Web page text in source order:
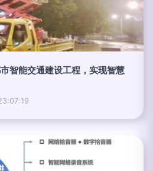
智能交通建设工程，实现智慧